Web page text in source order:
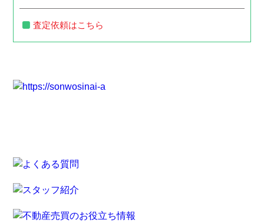
査定依頼はこちら